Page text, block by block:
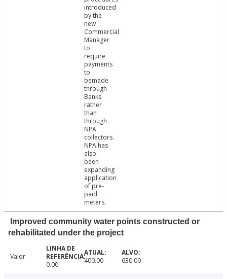
introduced
by the
new
Commercial
Manager
to
require
payments
to
bemade
through
Banks
rather
than
through
NPA
collectors.
NPA has
also
been
expanding
application
of pre-
paid
meters.
Improved community water points constructed or
rehabilitated under the project
Valor
0.00
400.00 630.00